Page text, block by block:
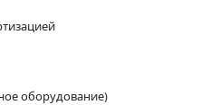
оборудование)